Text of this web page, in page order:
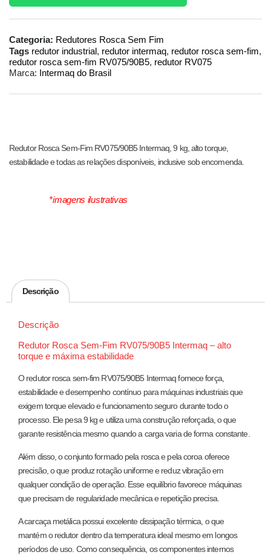
Categoria: Redutores Rosca Sem Fim
Tags redutor industrial, redutor intermaq, redutor rosca sem-fim,
redutor rosca sem-fim RV075/90B5, redutor RV075
Marca: Intermaq do Brasil
Redutor Rosca Sem-Fim RV075/90B5 Intermaq, 9 kg, alto torque,
estabilidade e todas as relações disponíveis, inclusive sob encomenda.
*imagens ilustrativas
Descrição
Descrição
Redutor Rosca Sem-Fim RV075/90B5 Intermaq – alto
torque e máxima estabilidade
O redutor rosca sem-fim RV075/90B5 Intermaq fornece força,
estabilidade e desempenho contínuo para máquinas industriais que
exigem torque elevado e funcionamento seguro durante todo o
processo. Ele pesa 9 kg e utiliza uma construção reforçada, o que
garante resistência mesmo quando a carga varia de forma constante.
Além disso, o conjunto formado pela rosca e pela coroa oferece
precisão, o que produz rotação uniforme e reduz vibração em
qualquer condição de operação. Esse equilíbrio favorece máquinas
que precisam de regularidade mecânica e repetição precisa.
A carcaça metálica possui excelente dissipação térmica, o que
mantém o redutor dentro da temperatura ideal mesmo em longos
períodos de uso. Como consequência, os componentes internos